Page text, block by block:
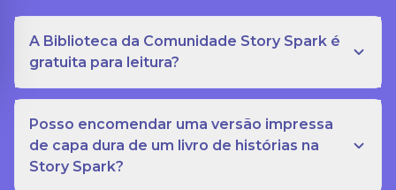
A Biblioteca da Comunidade Story Spark é
gratuita para leitura?
Posso encomendar uma versão impressa
de capa dura de um livro de histórias na
Story Spark?